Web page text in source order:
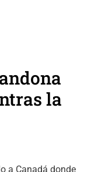
la
a Canadá donde